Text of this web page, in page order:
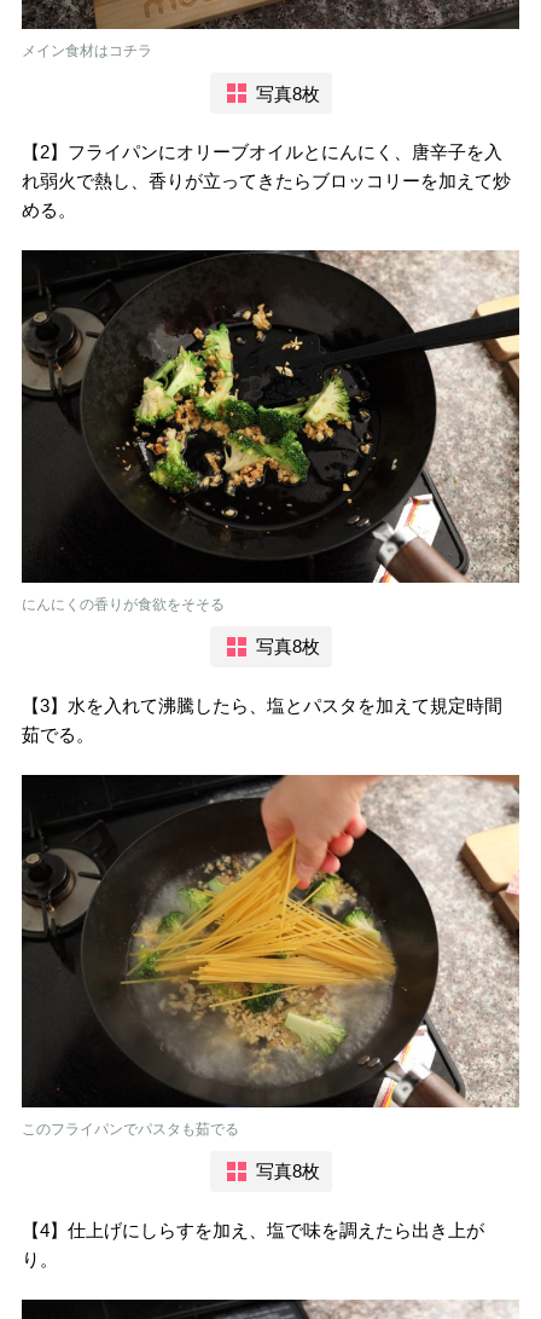
メイン食材はコチラ
写真8枚
【2】フライパンにオリーブオイルとにんにく、唐辛子を入
れ弱火で熱し、香りが立ってきたらブロッコリーを加えて炒
める。
にんにくの香りが食欲をそそる
写真8枚
【3】水を入れて沸騰したら、塩とパスタを加えて規定時間
茹でる。
このフライパンでパスタも茹でる
写真8枚
【4】仕上げにしらすを加え、塩で味を調えたら出き上が
り。